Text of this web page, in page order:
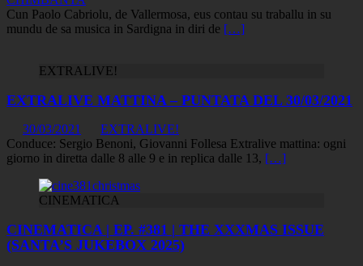
Cun Paolo Cabriolu, de Vallermosa, eus contau su traballu in su
mundu de sa musica in Sardigna in diri de […]
EXTRALIVE!
EXTRALIVE MATTINA – PUNTATA DEL 30/03/2021
30/03/2021
EXTRALIVE!
Conduce: Sergio Benoni, Giovanni Follesa Extralive mattina: ogni
giorno in diretta dalle 8 alle 9 e in replica dalle 13, […]
CINEMATICA
CINEMATICA | EP. #381 | THE XXXMAS ISSUE
(SANTA’S JUKEBOX 2025)